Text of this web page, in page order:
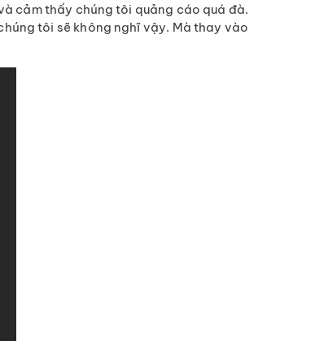
cảm thấy chúng tôi quảng cáo quá đà.
tôi sẽ không nghĩ vậy. Mà thay vào